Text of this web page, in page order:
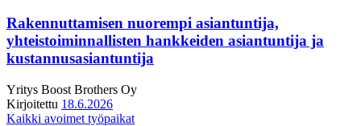
Rakennuttamisen nuorempi asiantuntija,
yhteistoiminnallisten hankkeiden asiantuntija ja
kustannusasiantuntija
Yritys Boost Brothers Oy
Kirjoitettu 18.6.2026
Kaikki avoimet työpaikat